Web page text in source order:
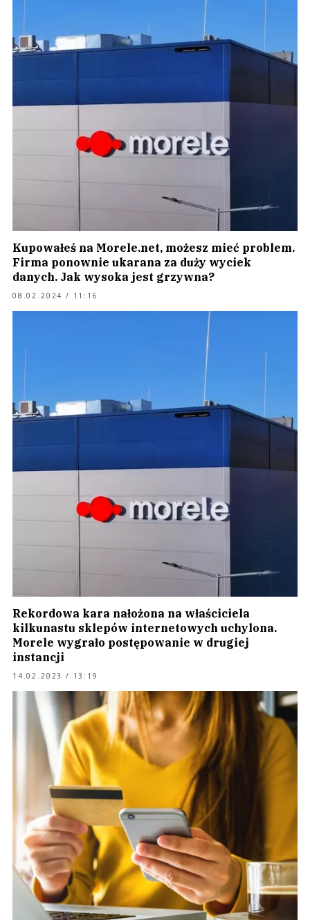
Kupowałeś na Morele.net, możesz mieć problem.
Firma ponownie ukarana za duży wyciek
danych. Jak wysoka jest grzywna?
08.02.2024 / 11:16
Rekordowa kara nałożona na właściciela
kilkunastu sklepów internetowych uchylona.
Morele wygrało postępowanie w drugiej
instancji
14.02.2023 / 13:19